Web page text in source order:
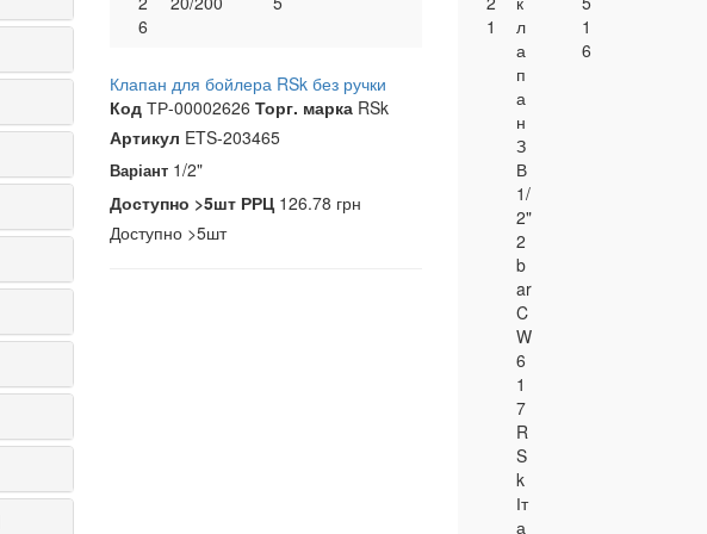
6
Клапан для бойлера RSk без ручки
КодТР-00002626 Торг. маркаRSk
Артикул ETS-203465
Варіант 1/2"
Доступно >5шт РРЦ126.78 грн
Доступно >5шт
1
л
а
п
а
н
З
В
1/
2"
2
b
ar
C
W
6
1
7
R
S
k
Іт
а
1
6